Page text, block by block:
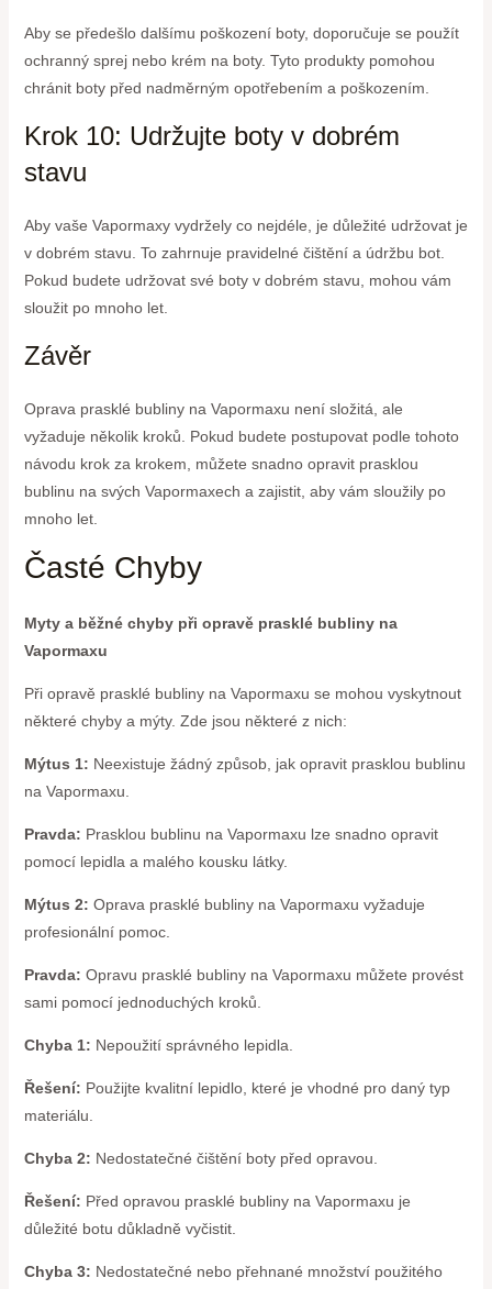
Aby se předešlo dalšímu poškození boty, doporučuje se použít
ochranný sprej nebo krém na boty. Tyto produkty pomohou
chránit boty před nadměrným opotřebením a poškozením.
Krok 10: Udržujte boty v dobrém
stavu
Aby vaše Vapormaxy vydržely co nejdéle, je důležité udržovat je
v dobrém stavu. To zahrnuje pravidelné čištění a údržbu bot.
Pokud budete udržovat své boty v dobrém stavu, mohou vám
sloužit po mnoho let.
Závěr
Oprava prasklé bubliny na Vapormaxu není složitá, ale
vyžaduje několik kroků. Pokud budete postupovat podle tohoto
návodu krok za krokem, můžete snadno opravit prasklou
bublinu na svých Vapormaxech a zajistit, aby vám sloužily po
mnoho let.
Časté Chyby
Myty a běžné chyby při opravě prasklé bubliny na
Vapormaxu
Při opravě prasklé bubliny na Vapormaxu se mohou vyskytnout
některé chyby a mýty. Zde jsou některé z nich:
Mýtus 1: Neexistuje žádný způsob, jak opravit prasklou bublinu
na Vapormaxu.
Pravda: Prasklou bublinu na Vapormaxu lze snadno opravit
pomocí lepidla a malého kousku látky.
Mýtus 2: Oprava prasklé bubliny na Vapormaxu vyžaduje
profesionální pomoc.
Pravda: Opravu prasklé bubliny na Vapormaxu můžete provést
sami pomocí jednoduchých kroků.
Chyba 1: Nepoužití správného lepidla.
Řešení: Použijte kvalitní lepidlo, které je vhodné pro daný typ
materiálu.
Chyba 2: Nedostatečné čištění boty před opravou.
Řešení: Před opravou prasklé bubliny na Vapormaxu je
důležité botu důkladně vyčistit.
Chyba 3: Nedostatečné nebo přehnané množství použitého